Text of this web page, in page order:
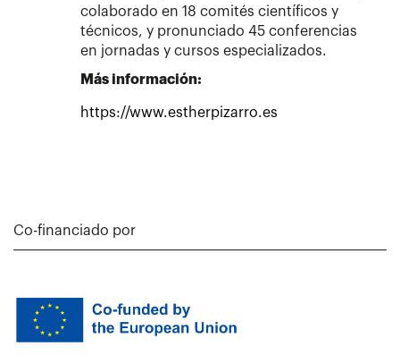
colaborado en 18 comités científicos y
técnicos, y pronunciado 45 conferencias
en jornadas y cursos especializados.
Más información:
https://www.estherpizarro.es
Co-financiado por